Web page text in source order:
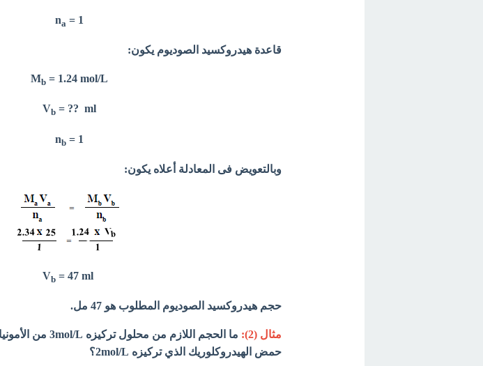
na = 1
قاعدة هيدروكسيد الصوديوم يكون:
b = 1.24 mol/L
Vb= ?? ml
nb = 1
وبالتعويض فى المعادلة أعلاه يكون:
V
b = 47 ml
حجم هيدروكسيد الصوديوم المطلوب هو 47 مل.
مثال (2):
حمض الهيدروكلوريك الذي تركيزه 2mol/L؟